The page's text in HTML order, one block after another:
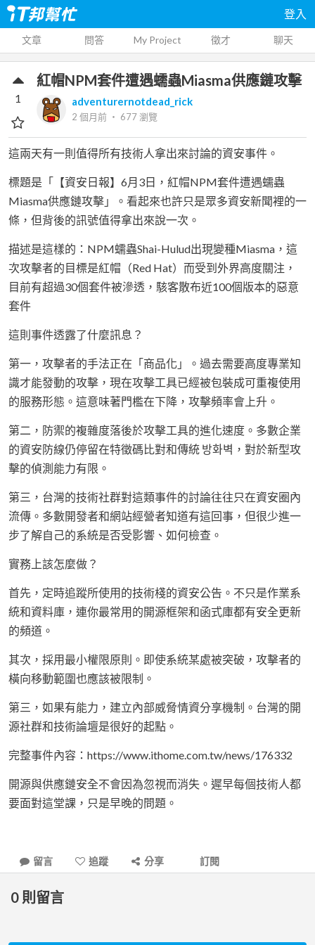
登入
文章 問答 My Project 徵才 聊天
紅帽NPM套件遭遇蠕蟲Miasma供應鏈攻擊
adventurernotdead_rick
2 個月前 ‧ 677瀏覽
1
這兩天有一則值得所有技術人拿出來討論的資安事件。
標題是「【資安日報】6月3日，紅帽NPM套件遭遇蠕蟲
Miasma供應鏈攻擊」。看起來也許只是眾多資安新聞裡的一
條，但背後的訊號值得拿出來說一次。
描述是這樣的：NPM蠕蟲Shai-Hulud出現變種Miasma，這
次攻擊者的目標是紅帽（Red Hat）而受到外界高度關注，
目前有超過30個套件被滲透，駭客散布近100個版本的惡意
套件
這則事件透露了什麼訊息？
第一，攻擊者的手法正在「商品化」。過去需要高度專業知
識才能發動的攻擊，現在攻擊工具已經被包裝成可重複使用
的服務形態。這意味著門檻在下降，攻擊頻率會上升。
第二，防禦的複雜度落後於攻擊工具的進化速度。多數企業
的資安防線仍停留在特徵碼比對和傳統 방화벽，對於新型攻
擊的偵測能力有限。
第三，台灣的技術社群對這類事件的討論往往只在資安圈內
流傳。多數開發者和網站經營者知道有這回事，但很少進一
步了解自己的系統是否受影響、如何檢查。
實務上該怎麼做？
首先，定時追蹤所使用的技術棧的資安公告。不只是作業系
統和資料庫，連你最常用的開源框架和函式庫都有安全更新
的頻道。
其次，採用最小權限原則。即使系統某處被突破，攻擊者的
橫向移動範圍也應該被限制。
第三，如果有能力，建立內部威脅情資分享機制。台灣的開
源社群和技術論壇是很好的起點。
完整事件內容：https://www.ithome.com.tw/news/176332
開源與供應鏈安全不會因為忽視而消失。遲早每個技術人都
要面對這堂課，只是早晚的問題。
留言 追蹤 分享 訂閱
0 則留言